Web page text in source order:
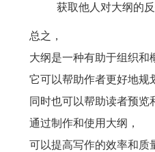
获取他人对大纲的反
总之，
大纲是一种有助于组织和
它可以帮助作者更好地规
同时也可以帮助读者预览
通过制作和使用大纲，
可以提高写作的效率和质